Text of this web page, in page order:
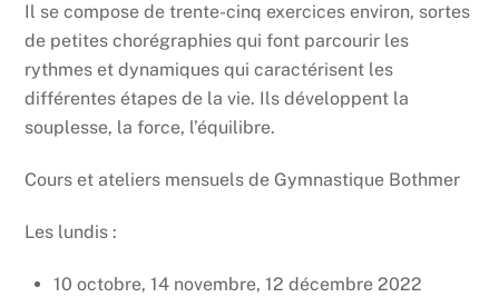
Il se compose de trente-cinq exercices environ, sortes
de petites chorégraphies qui font parcourir les
rythmes et dynamiques qui caractérisent les
différentes étapes de la vie. Ils développent la
souplesse, la force, l’équilibre.
Cours et ateliers mensuels de Gymnastique Bothmer
Les lundis :
10 octobre, 14 novembre, 12 décembre 2022